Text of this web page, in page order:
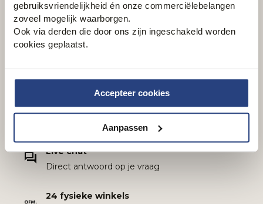
gebruiksvriendelijkheid én onze commerciëlebelangen
zoveel mogelijk waarborgen.
Ook via derden die door ons zijn ingeschakeld worden
cookies geplaatst.
Accepteer cookies
Aanpassen
Hulp nodig?
We helpen je graag verder. Klik
E-mail
Via klantenservice@ofm.nl
Live chat
Direct antwoord op je vraag
24 fysieke winkels